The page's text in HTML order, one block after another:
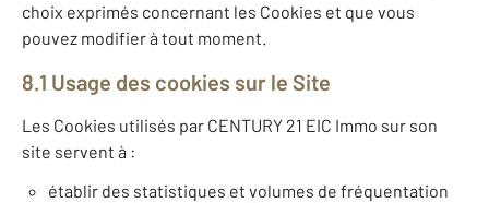
choix exprimés concernant les Cookies et que vous
pouvez modifier à tout moment.
8.1 Usage des cookies sur le Site
Les Cookies utilisés par CENTURY 21 EIC Immo sur son
site servent à :
établir des statistiques et volumes de fréquentation